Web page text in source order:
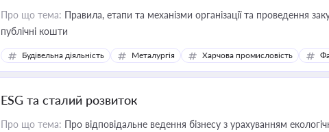
Про що тема: Правила, етапи та механізми організації та проведення
публічні кошти
Будівельна діяльність Металургія Харчова промисловість
ESG та сталий розвиток
Про що тема: Про відповідальне ведення бізнесу з урахуванням